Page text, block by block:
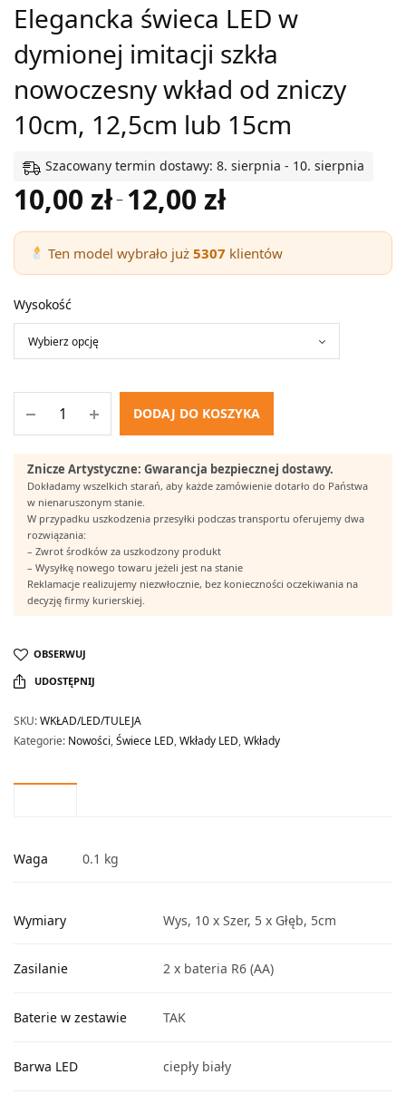
Elegancka świeca LED w
dymionej imitacji szkła
nowoczesny wkład od zniczy
10cm, 12,5cm lub 15cm
Szacowany termin dostawy: 8. sierpnia - 10. sierpnia
10,00zł– 12,00złZakres
10,00 zł
do
Ten model wybrało już5307 klientów
Wysokość
DODAJ DO KOSZYKA
Znicze Artystyczne: Gwarancja bezpiecznej dostawy.
Dokładamy wszelkich starań, aby każde zamówienie dotarło do Państwa
w nienaruszonym stanie.
W przypadku uszkodzenia przesyłki podczas transportu oferujemy dwa
rozwiązania:
– Zwrot środków za uszkodzony produkt
– Wysyłkę nowego towaru jeżeli jest na stanie
Reklamacje realizujemy niezwłocznie, bez konieczności oczekiwania na
decyzję firmy kurierskiej.
OBSERWUJ
UDOSTĘPNIJ
SKU:WKŁAD/LED/TULEJA
Kategorie: Nowości,Świece LED,Wkłady LED,Wkłady
Waga 0.1 kg
Wymiary Wys, 10 x Szer, 5 x Głęb, 5cm
Zasilanie 2 x bateria R6 (AA)
Baterie w zestawie TAK
Barwa LED ciepły biały